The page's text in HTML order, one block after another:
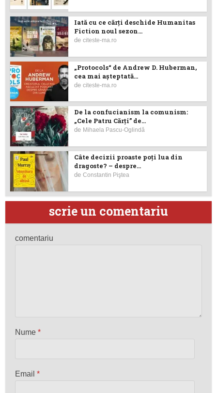
Iată cu ce cărţi deschide Humanitas
Fiction noul sezon...
deciteste-ma.ro
„Protocols“ de Andrew D. Huberman,
cea mai așteptată...
deciteste-ma.ro
De la confucianism la comunism:
„Cele Patru Cărți” de...
de Mihaela Pascu-Oglindă
Câte decizii proaste poţi lua din
dragoste? – despre...
deConstantin Piştea
scrie un comentariu
comentariu
Nume*
Email*